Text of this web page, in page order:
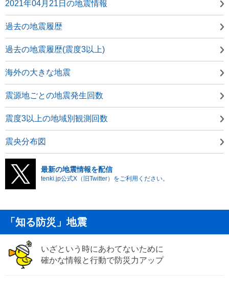
2021年04月21日の地震情報
過去の地震履歴
過去の地震履歴(震度3以上)
海外の大きな地震
震源地ごとの地震発生回数
震度3以上の地域別観測回数
震央分布図
最新の地震情報を配信
tenki.jp公式X（旧Twitter）をご利用ください。
「知る防災」地震
いざという時にあわてないために
確かな情報と行動で防災力アップ